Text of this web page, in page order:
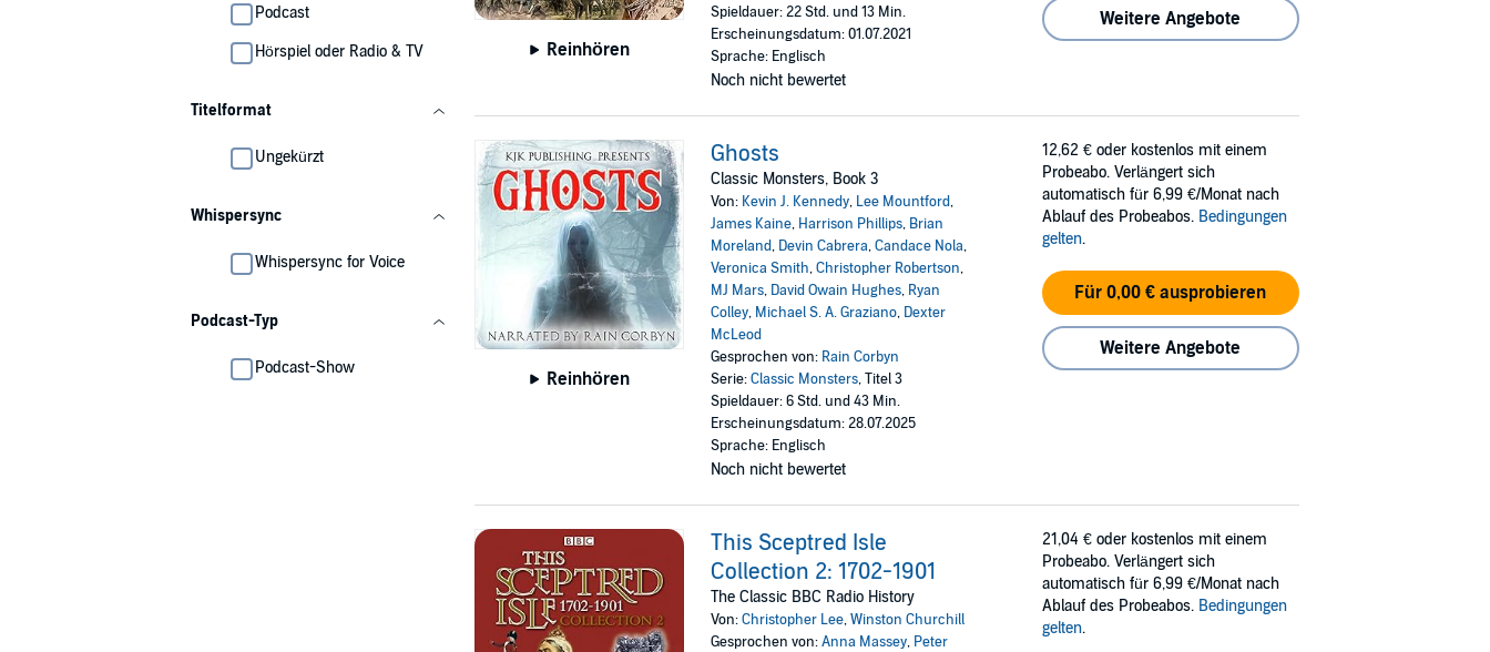
Podcast
Hörspiel oder Radio & TV
Titelformat
Ungekürzt
Whispersync
Whispersync for Voice
Podcast-Typ
Podcast-Show
Reinhören
Spieldauer: 22 Std. und 13 Min.
Erscheinungsdatum: 01.07.2021
Sprache: Englisch
Noch nicht bewertet
Weitere Angebote
Reinhören
Ghosts
Classic Monsters, Book 3
Von: Kevin J. Kennedy, Lee Mountford,
James Kaine, Harrison Phillips, Brian
Moreland, Devin Cabrera,Candace Nola,
Veronica Smith,Christopher Robertson,
MJ Mars, David Owain Hughes, Ryan
Colley, Michael S. A. Graziano, Dexter
McLeod
Gesprochen von: Rain Corbyn
Serie:Classic Monsters, Titel 3
Spieldauer: 6 Std. und 43 Min.
Erscheinungsdatum: 28.07.2025
Sprache: Englisch
Noch nicht bewertet
12,62 € oder kostenlos mit einem
Probeabo. Verlängert sich
automatisch für 6,99 €/Monat nach
Ablauf des Probeabos. Bedingungen
gelten.
Für 0,00 € ausprobieren
Weitere Angebote
This Sceptred Isle
Collection 2: 1702-1901
The Classic BBC Radio History
Von:Christopher Lee,Winston Churchill
Gesprochen von:Anna Massey, Peter
21,04 € oder kostenlos mit einem
Probeabo. Verlängert sich
automatisch für 6,99 €/Monat nach
Ablauf des Probeabos. Bedingungen
gelten.